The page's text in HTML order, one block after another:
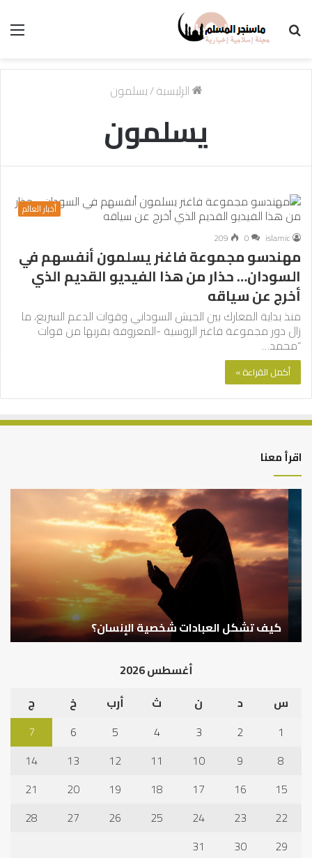
الرئيسية/يسلمون
يسلمون
أخبار العالم
islamic
0
209
مهندسو مجموعة فاغنر يسلمون أنفسهم في
السودان… حذار من هذا الفيديو القديم الذي
أخرج عن سياقه
منذ بداية المعارك بين الجيش السوداني وقوات الدعم السريع، ما
زال دور مجموعة فاغنر الروسية -المعروفة بقربها من قوات
“محمد…
أكمل القراءة »
اقرأ معنا
كيف
العبادات
شخصية
الإنسان؟
كيف تشكل العبادات شخصية الإنسان؟
أغسطس 2026
س
د ن ث أرب خ
ج
1
2
3
4
5
6
7
8
9
10
11
12
13
14
15
16
17
18
19
20
21
22
23
24
25
26
27
28
29
30
31